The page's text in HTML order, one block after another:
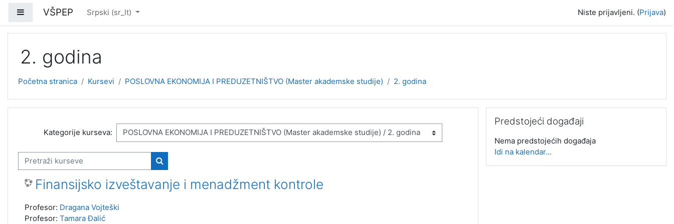
Idi na glavni sadržaj
Bočni panel
VŠPEP Srpski ‎(sr_lt)‎ Niste prijavljeni. (Prijava)
2. godina
Početna stranica Kursevi POSLOVNA EKONOMIJA I PREDUZETNIŠTVO (Master akademske studije) 2. godina
Kategorije kurseva:
Pretraži kurseve
Pretraži kurseve
Finansijsko izveštavanje i menadžment kontrole
Profesor: Dragana Vojteški
Profesor: Tamara Đalić
Predstojeći događaji
Nema predstojećih događaja
Idi na kalendar...